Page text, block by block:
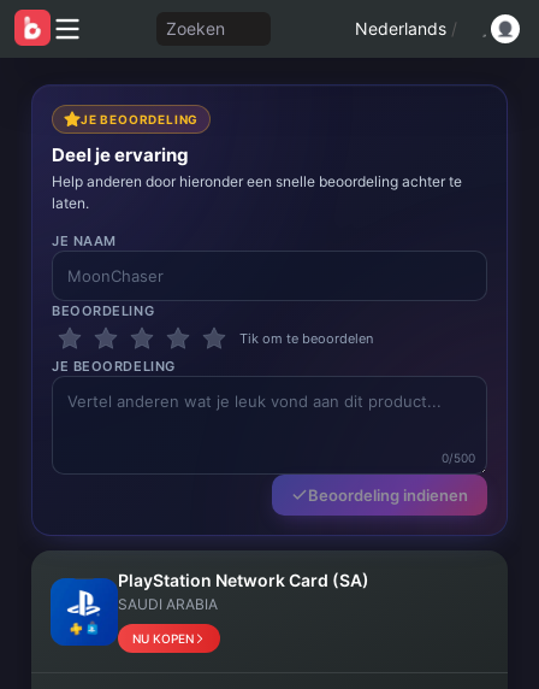
Zoeken Nederlands /
JE BEOORDELING
Deel je ervaring
Help anderen door hieronder een snelle beoordeling achter te
laten.
JE NAAM
BEOORDELING
Tik om te beoordelen
JE BEOORDELING
0/500
Beoordeling indienen
PlayStation Network Card (SA)
SAUDI ARABIA
NU KOPEN